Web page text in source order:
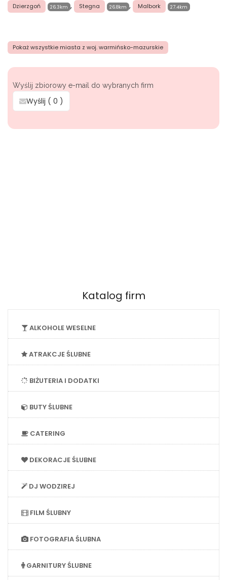
Dzierzgoń 26.3km , Stegna 26.8km , Malbork 27.4km
Pokaż wszystkie miasta z woj. warmińsko-mazurskie
Wyślij zbiorowy e-mail do wybranych firm
Wyślij ( 0 )
Katalog firm
ALKOHOLE WESELNE
ATRAKCJE ŚLUBNE
BIŻUTERIA I DODATKI
BUTY ŚLUBNE
CATERING
DEKORACJE ŚLUBNE
DJ WODZIREJ
FILM ŚLUBNY
FOTOGRAFIA ŚLUBNA
GARNITURY ŚLUBNE